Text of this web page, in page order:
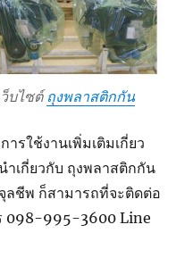
บไซต์ ถุงพลาสติกกัน
รใช้งานเพิ่มเติมเกี่ยว
เกี่ยวกับ ถุงพลาสติกกัน
ลชีพ ก็สามารถที่จะติดต่อ
098-995-3600 Line